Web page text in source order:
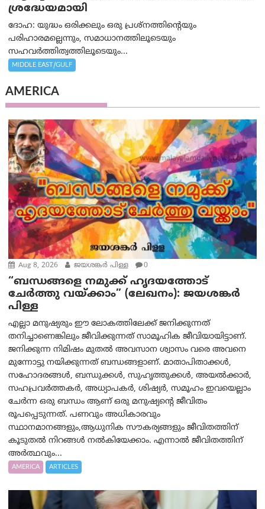
ശ്രദ്ധേയമായി
ദോഹ: യുദ്ധം ഒരിക്കലും ഒരു പ്രശ്‌നത്തിന്റെയും
പരിഹാരമല്ലെന്നും, സമാധാനത്തിലൂടെയും
സഹവര്‍ത്തിത്വത്തിലൂടെയും...
MIDDLE EAST/GULF
AMERICA
Aug 8, 2026 ജയശങ്കര്‍ പിള്ള 0
“ബന്ധങ്ങളെ നമുക്ക് ഹൃദയത്തോട്
ചേർത്തു വയ്ക്കാം” (ലേഖനം): ജയശങ്കര്‍
പിള്ള
എല്ലാ മനുഷ്യരും ഈ ലോകത്തിലേക്ക് ജനിക്കുന്നത്
തനിച്ചാണെങ്കിലും ജീവിക്കുന്നത് സാമൂഹിക ജീവിയായിട്ടാണ്.
ജനിക്കുന്ന നിമിഷം മുതൽ അവസാന ശ്വാസം വരെ അവനെ
മുന്നോട്ടു നയിക്കുന്നത് ബന്ധങ്ങളാണ്. മാതാപിതാക്കൾ,
സഹോദരങ്ങൾ, ബന്ധുക്കൾ, സുഹൃത്തുക്കൾ, അയൽക്കാർ,
സഹപ്രവർത്തകർ, അധ്യാപകർ, ശിഷ്യർ, സമൂഹം ഇവയെല്ലാം
ചേർന്ന ഒരു ബന്ധം ആണ് ഒരു മനുഷ്യന്റെ ജീവിതം
രൂപപ്പെടുന്നത്. പണവും അധികാരവും
സ്ഥാനമാനങ്ങളും,ആധുനിക സൗകര്യങ്ങളും ജീവിതത്തിന്
കൂടുതൽ നിറങ്ങൾ നൽകിയേക്കാം. എന്നാൽ ജീവിതത്തിന്
അർത്ഥവും...
AMERICA ARTICLES